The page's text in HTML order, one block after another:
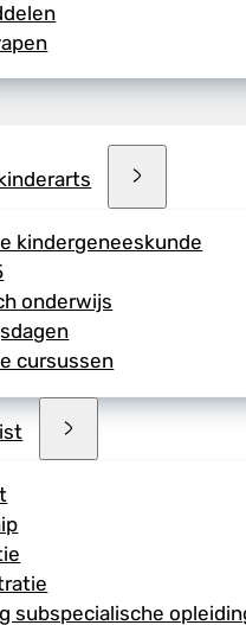
kindergeneeskunde
onderwijs
cursussen
subspecialische